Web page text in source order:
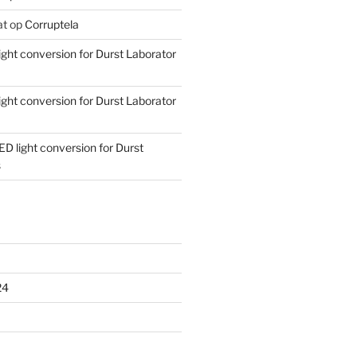
op Corruptela
conversion for Durst Laborator
conversion for Durst Laborator
light conversion for Durst